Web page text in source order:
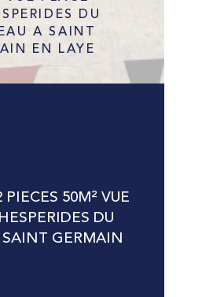
DU
A SAINT
EN LAYE
50M² VUE
DU
SAINT GERMAIN